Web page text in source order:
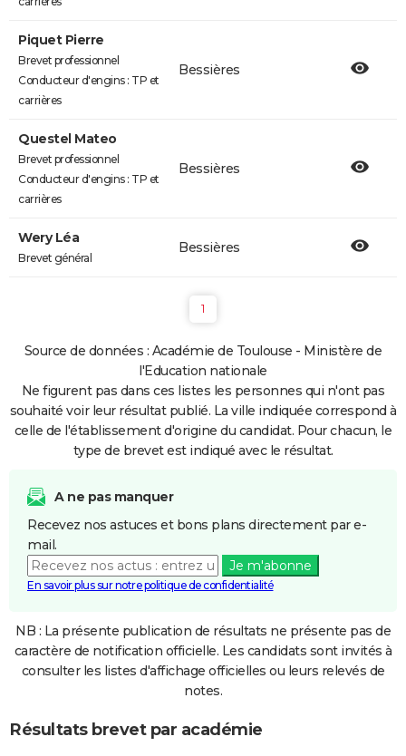
Piquet Pierre
Brevet professionnel
Conducteur d'engins : TP et
carrières
Bessières
Questel Mateo
Brevet professionnel
Conducteur d'engins : TP et
carrières
Bessières
Wery Léa
Brevet général
Bessières
1
Source de données : Académie de Toulouse - Ministère de
l'Education nationale
Ne figurent pas dans ces listes les personnes qui n'ont pas
souhaité voir leur résultat publié. La ville indiquée correspond à
celle de l'établissement d'origine du candidat. Pour chacun, le
type de brevet est indiqué avec le résultat.
A ne pas manquer
Recevez nos astuces et bons plans directement par e-
mail.
Je m'abonne
En savoir plus sur notre politique de confidentialité
NB : La présente publication de résultats ne présente pas de
caractère de notification officielle. Les candidats sont invités à
consulter les listes d'affichage officielles ou leurs relevés de
notes.
Résultats brevet par académie